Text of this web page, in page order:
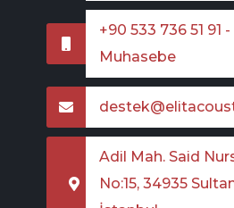
+90 533 736 51 91 -
Muhasebe
Adil Mah. Said
No:15, 34935